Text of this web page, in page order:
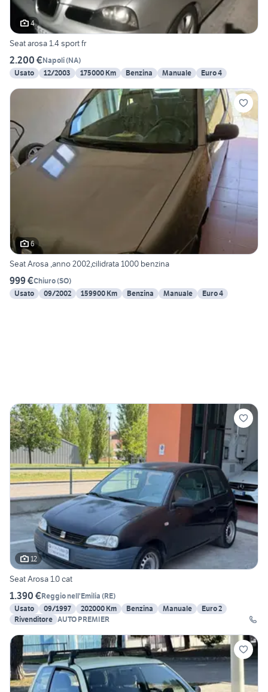
4
Seat arosa 1.4 sport fr
2.200 €Napoli(NA)
Usato
12/2003 175000 Km Benzina Manuale Euro 4
6
Seat Arosa ,anno 2002,cilidrata 1000 benzina
999 €Chiuro(SO)
Usato
09/2002 159900 Km Benzina Manuale Euro 4
12
Seat Arosa 1.0 cat
1.390 €Reggio nell'Emilia (RE)
Usato
09/1997 202000 Km Benzina Manuale
Euro 2
Rivenditore AUTO PREMIER